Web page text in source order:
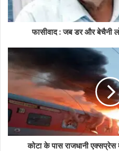
फासीवाद : जब डर और बेचैनी
कोटा के पास राजधानी एक्सप्रेस